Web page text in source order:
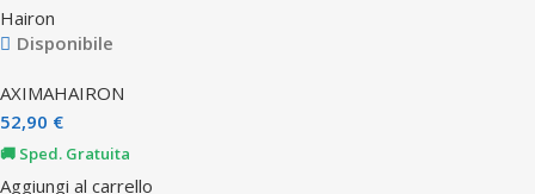
Hairon
Disponibile
AXIMAHAIRON
52,90 €
🚚 Sped. Gratuita
Aggiungi al carrello